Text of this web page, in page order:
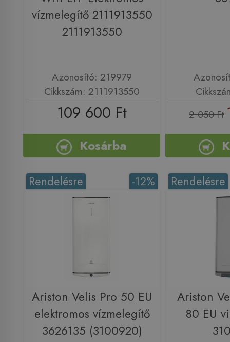
vízmelegítő 2111913550
2111913550
Azonosító: 219979
Cikkszám: 2111913550
109 600 Ft
Kosárba
2 050 Ft
-12%
Rendelésre
Ariston Velis Pro 50 EU
elektromos vízmelegítő
3626135 (3100920)
Rendelésre
Ariston
80 EU